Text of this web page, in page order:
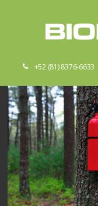
+52 (81) 8376-6633